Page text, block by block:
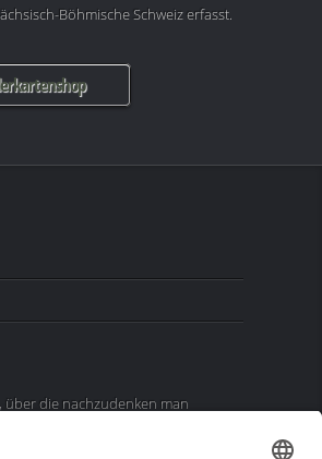
Böhmische Schweiz erfasst.
die nachzudenken man